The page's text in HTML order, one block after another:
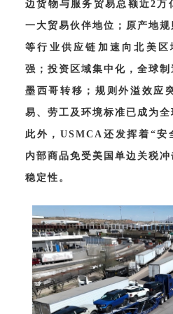
边货物与服务贸易总额近2
一大贸易伙伴地位；原产地
等行业供应链加速向北美
强；投资区域集中化，全球
墨西哥转移；规则外溢效应
易、劳工及环境标准已成为
此外，USMCA还发挥着“
内部商品免受美国单边关税
稳定性。